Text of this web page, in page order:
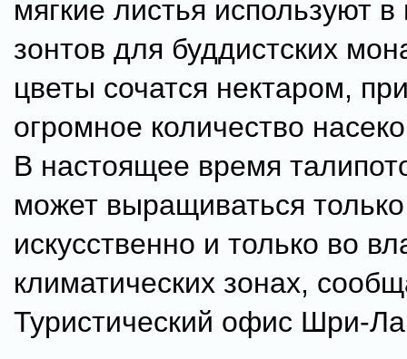
мягкие листья используют в
зонтов для буддистских
цветы сочатся нектаром,
огромное количество
В настоящее время
может выращиваться только
искусственно и только во
климатических зонах,
Туристический офис Шри-